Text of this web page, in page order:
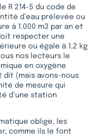
R 214-5 du code de
d’eau prélevée ou
à 1.000 m3 par an et
respecter une
ou égale à 1,2 kg
nos lecteurs le
en oxygène
dit (mais avons-nous
de mesure qui
d’une station
oblige, les
comme ils le font